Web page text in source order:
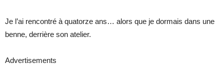
Je l’ai rencontré à quatorze ans… alors que je dormais dans une
benne, derrière son atelier.
Advertisements